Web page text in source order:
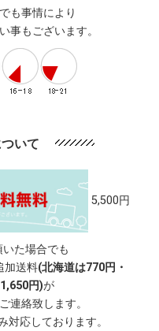
も事情により
事もございます。
いて
5,500円
た場合でも
加送料(北海道は770円・
円)が
連絡致します。
応しております。